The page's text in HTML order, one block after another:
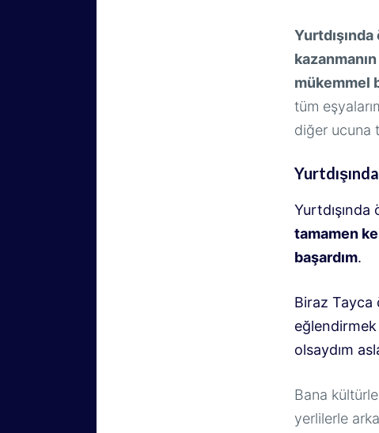
mükemmel
tüm
diğer ucuna
tamamen
başardım.
Biraz Tayca
olsaydım
Bana
yerlilerle